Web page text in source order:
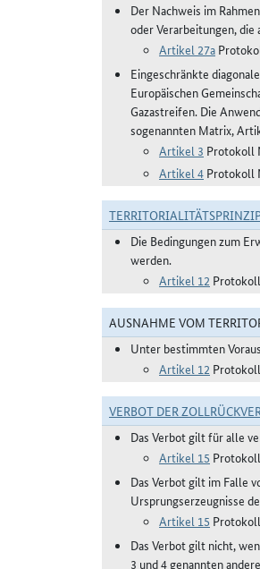
Der Nachweis im
oder Verarbeitungen,
Artikel 27a
Eingeschränkte
Europäischen
Gazastreifen. Die
sogenannten Matrix,
Artikel 3 Protokoll
Artikel 4 Protokoll
Die Bedingungen zum
werden.
Artikel 12
AUSNAHME VOM
Unter bestimmten
Artikel 12
VERBOT DER
Das Verbot gilt für alle
Artikel 15
Das Verbot gilt im Falle
Ursprungserzeugnisse
Artikel 15
Das Verbot gilt nicht,
3 und 4 genannten